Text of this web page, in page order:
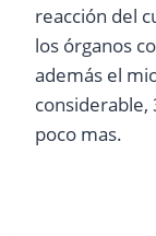
reacción del
los órganos
además el
considerable,
poco mas.